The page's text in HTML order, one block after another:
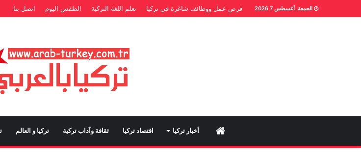
الجمعة, أغسطس 7 2026 فرص عمل ووظائف شاغرة في تركيا تعلم اللغة التركية الطقس اليوم اتصل بنا
Home أخبار تركيا اقتصاد تركيا ثقافة وآداب تركية تركيا و العالم